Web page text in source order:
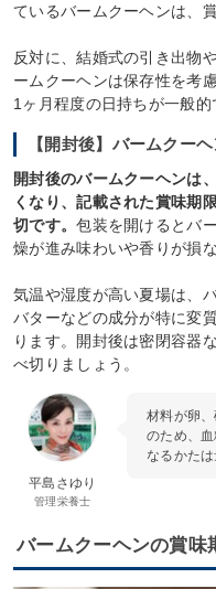
ているバームクーヘンは、
反対に、結婚式の引き出物
ームクーヘンは保存性を考
1ヶ月程度の日持ちが一般的
【開封後】バームクー
開封後のバームクーヘンは
くなり、記載された賞味期
切です。包装を開けるとバ
燥が進み味わいや香りが損
気温や湿度が高い夏場は、
バターなどの成分が特に変
ります。開封後は密閉容器
べ切りましょう。
平島さゆり
管理栄養士
材料が卵
のため、
なるかた
バームクーヘンの賞味